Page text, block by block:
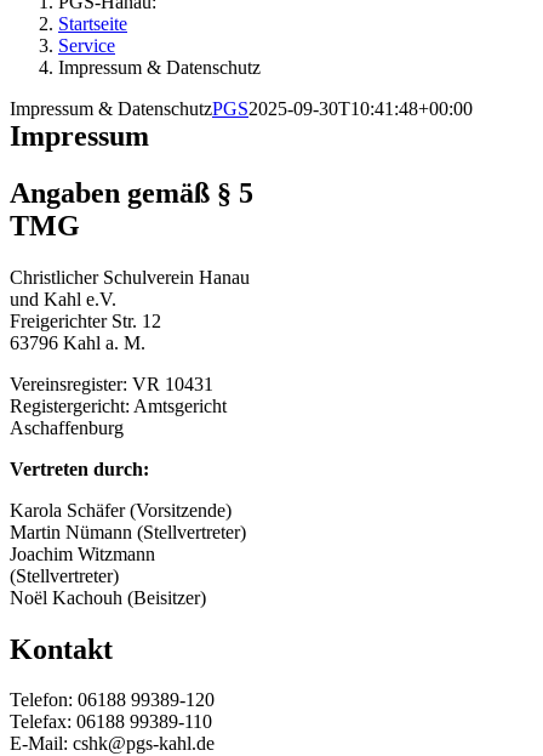
Startseite
Service
Impressum & Datenschutz
Impressum & DatenschutzPGS2025-09-30T10:41:48+00:00
Impressum
Angaben gemäß § 5
TMG
Christlicher Schulverein Hanau
und Kahl e.V.
Freigerichter Str. 12
63796 Kahl a. M.
Vereinsregister: VR 10431
Registergericht: Amtsgericht
Aschaffenburg
Vertreten durch:
Karola Schäfer (Vorsitzende)
Martin Nümann (Stellvertreter)
Joachim Witzmann
(Stellvertreter)
Noël Kachouh (Beisitzer)
Kontakt
Telefon: 06188 99389-120
Telefax: 06188 99389-110
E-Mail: cshk@pgs-kahl.de